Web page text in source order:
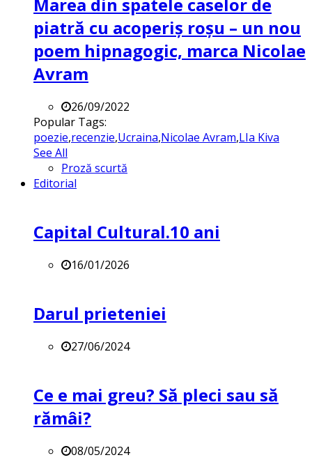
Marea din spatele caselor de
piatră cu acoperiș roșu – un nou
poem hipnagogic, marca Nicolae
Avram
26/09/2022
Popular Tags:
poezie,recenzie,Ucraina,Nicolae Avram,LIa Kiva
See All
Proză scurtă
Editorial
Capital Cultural.10 ani
16/01/2026
Darul prieteniei
27/06/2024
Ce e mai greu? Să pleci sau să
rămâi?
08/05/2024